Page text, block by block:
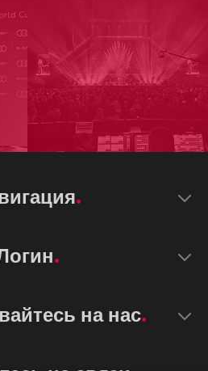
на нас